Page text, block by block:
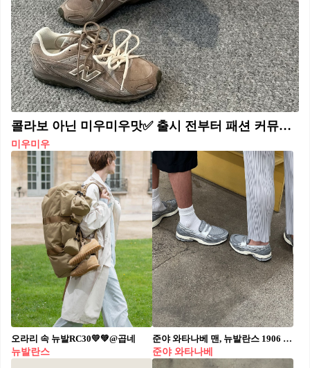
콜라보 아닌 미우미우맛✅ 출시 전부터 패션 커뮤니티 술렁이는 뉴발란스 신제품 미우미우 감성 닮은 뉴발란스 204L, 가을 출시 예정입니다. 뉴발란스의 신제품 사진이 공개되면서 화제를 모으고 있습니다. 과거 미우미우 x 뉴발란스 574 협업 모델(사진.10)을 연상시키는 실루엣과 소재 덕분에, 발매 전임에도 불구하고 ‘미우미우 일반판’이라는 별명이 붙으며 관심을 끌고 있습니다. 204L은 얇은 밑창과 모카무스컬러의 스웨이드, N 로고로 실내 축구화의 레트로 감성을 재현했습니다. 특히 측면 소재의 디테일과 절제된 색감의 조합은 요즘 트렌드인 Y2K 빈티지 무드를 정확히 겨냥한 요소입니다. 발매일은 아직 미정이지만, 2025년 가을 출시 가능성이 높다는 소식이 전해지면서, 리셀 없이 손에 넣는 ‘미우미우 느낌’이라는 반응까지 나오고 있는 만큼 정식 출시 시 큰 인기를 끌 것으로 보입니다.
미우미우
오라리 속 뉴발RC30💛💚@곱네
뉴발란스
준야 와타나베 맨, 뉴발란스 1906 로퍼 실착맛🪙🖇️진짜 편해보인다
준야 와타나베